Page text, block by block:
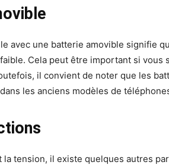
avec une batterie amovible signifie
Cela peut être important si
il convient de noter que les
les anciens modèles de
la tension, il existe quelques autres